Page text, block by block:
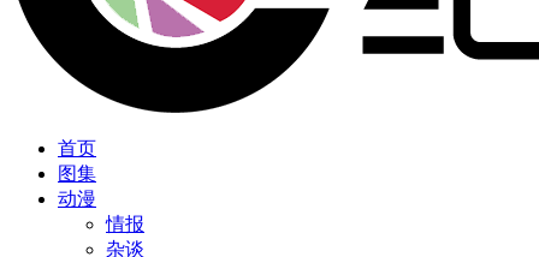
首页
图集
动漫
情报
杂谈